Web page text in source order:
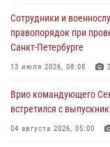
В Курске росгвардейцы
второй годовщине
06 августа 2026, 11:56
угрожавшего
06 августа 2026, 11:33
Сотрудники и
правопорядок при
Санкт-Петербурге
13 июля 2026, 08:08 2
Врио командующего
встретился с
04 августа 2026, 05:00